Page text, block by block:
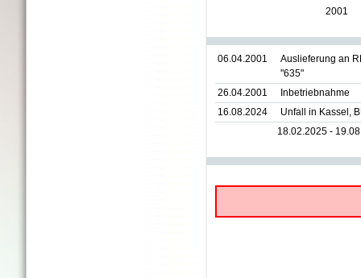
2001
06.04.2001
Auslieferung an
"635"
26.04.2001
Inbetriebnahme
16.08.2024
Unfall in Kassel,
18.02.2025 -